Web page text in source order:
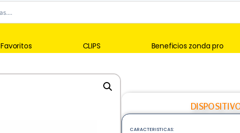
Favoritos CLIPS Beneficios zonda pro
CARACTERISTICAS: